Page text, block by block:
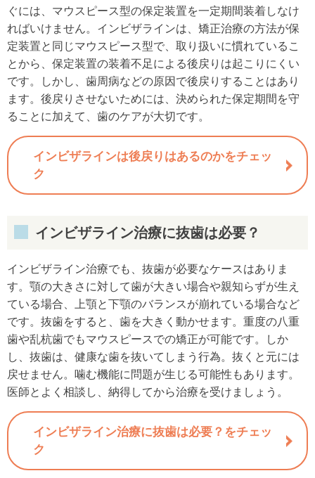
ぐには、マウスピース型の保定装置を一定期間装着しなけ
ればいけません。インビザラインは、矯正治療の方法が保
定装置と同じマウスピース型で、取り扱いに慣れているこ
とから、保定装置の装着不足による後戻りは起こりにくい
です。しかし、歯周病などの原因で後戻りすることはあり
ます。後戻りさせないためには、決められた保定期間を守
ることに加えて、歯のケアが大切です。
インビザラインは後戻りはあるのかをチェッ
ク
インビザライン治療に抜歯は必要？
インビザライン治療でも、抜歯が必要なケースはありま
す。顎の大きさに対して歯が大きい場合や親知らずが生え
ている場合、上顎と下顎のバランスが崩れている場合など
です。抜歯をすると、歯を大きく動かせます。重度の八重
歯や乱杭歯でもマウスピースでの矯正が可能です。しか
し、抜歯は、健康な歯を抜いてしまう行為。抜くと元には
戻せません。噛む機能に問題が生じる可能性もあります。
医師とよく相談し、納得してから治療を受けましょう。
インビザライン治療に抜歯は必要？をチェッ
ク